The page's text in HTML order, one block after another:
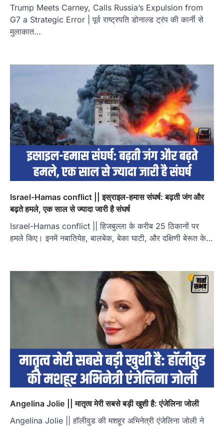
Trump Meets Carney, Calls Russia’s Expulsion from
G7 a Strategic Error | पूर्व राष्ट्रपति डोनाल्ड ट्रंप की कार्नी से
मुलाकात…
Israel-Hamas conflict || इस्राइल-हमास संघर्ष: बढ़ती जंग और
बढ़ते हमले, एक साल से ज्यादा जारी है संघर्ष
Israel-Hamas conflict || हिजबुल्ला के करीब 25 ठिकानों पर
हमले किए। इनमें नबातियेह, बालबेक, बेका घाटी, और दक्षिणी बेरूत के…
Angelina Jolie || मातृत्व मेरी सबसे बड़ी खुशी है: एंजेलिना जोली
Angelina Jolie || हॉलीवुड की मशहूर अभिनेत्री एंजेलिना जोली ने